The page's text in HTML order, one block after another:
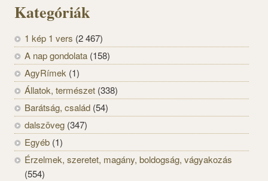
Kategóriák
1 kép 1 vers (2 467)
A nap gondolata (158)
AgyRímek (1)
Állatok, természet (338)
Barátság, család (54)
dalszöveg (347)
Egyéb (1)
Érzelmek, szeretet, magány, boldogság, vágyakozás
(554)